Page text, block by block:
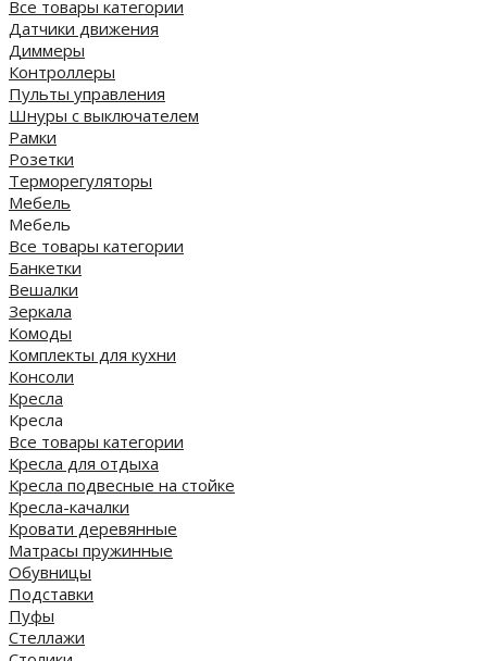
Все товары категории
Датчики движения
Диммеры
Контроллеры
Пульты управления
Шнуры с выключателем
Рамки
Розетки
Терморегуляторы
Мебель
Мебель
Все товары категории
Банкетки
Вешалки
Зеркала
Комоды
Комплекты для кухни
Консоли
Кресла
Кресла
Все товары категории
Кресла для отдыха
Кресла подвесные на стойке
Кресла-качалки
Кровати деревянные
Матрасы пружинные
Обувницы
Подставки
Пуфы
Стеллажи